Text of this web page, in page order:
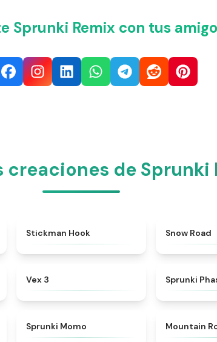
Sprunki Remix con tus
creaciones de Sprunki
Stickman Hook Snow Road
Vex 3 Sprunki
Sprunki Momo Mountain